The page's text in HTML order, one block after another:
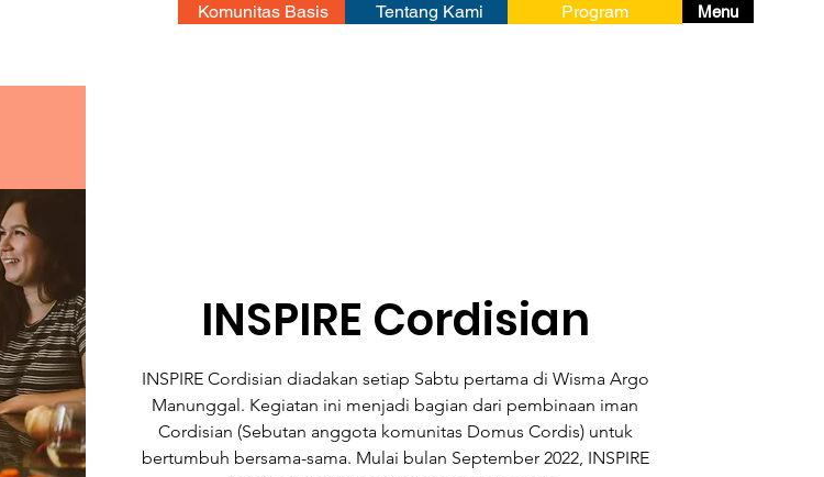
Komunitas Basis Tentang Kami Menu
Program
INSPIRE Cordisian
INSPIRE Cordisian diadakan setiap Sabtu pertama di Wisma Argo
Manunggal. Kegiatan ini menjadi bagian dari pembinaan iman
Cordisian (Sebutan anggota komunitas Domus Cordis) untuk
bertumbuh bersama-sama. Mulai bulan September 2022, INSPIRE